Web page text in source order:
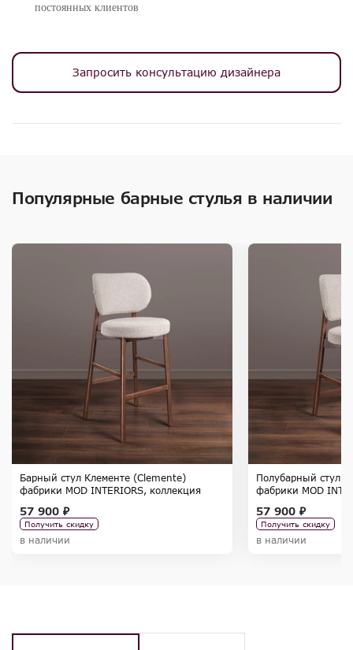
постоянных клиентов
Запросить консультацию дизайнера
Популярные барные стулья в наличии
Барный стул Клементе (Clemente)
фабрики MOD INTERIORS, коллекция
57 900 ₽
Получить скидку
в наличии
Полубарный стул
фабрики MOD
57 900 ₽
Получить скидку
в наличии